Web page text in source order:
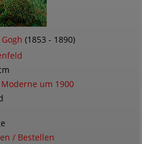
(1853 - 1890)
Moderne um 1900
/ Bestellen